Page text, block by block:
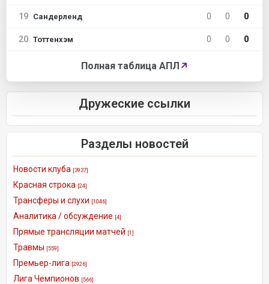
19 Сандерленд 0 0 0
20 Тоттенхэм 0 0 0
Полная таблица АПЛ ↗
Дружеские ссылки
Разделы новостей
Новости клуба [3937]
Красная строка [24]
Трансферы и слухи [1046]
Аналитика / обсуждение [4]
Прямые трансляции матчей [1]
Травмы [559]
Премьер-лига [2926]
Лига Чемпионов [566]